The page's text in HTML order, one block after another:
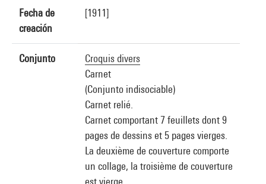
Fecha de
creación
[1911]
Conjunto
Croquis divers
Carnet
(Conjunto indisociable)
Carnet relié.
Carnet comportant 7 feuillets dont 9
pages de dessins et 5 pages vierges.
La deuxième de couverture comporte
un collage, la troisième de couverture
est vierge.